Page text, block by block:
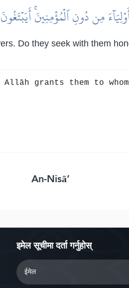
مِن دُونِ ٱلۡمُؤۡمِنِينَۚ
Do they seek with them
grants them to
An-Nisā’
इमेल सूचीमा दर्ता गर्नुहोस्